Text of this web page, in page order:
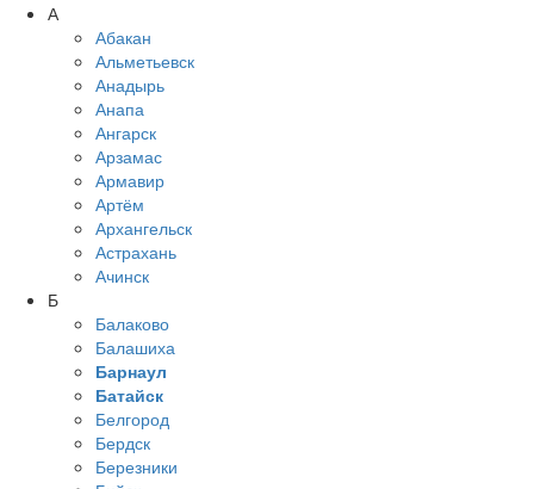
А
Абакан
Альметьевск
Анадырь
Анапа
Ангарск
Арзамас
Армавир
Артём
Архангельск
Астрахань
Ачинск
Б
Балаково
Балашиха
Барнаул
Батайск
Белгород
Бердск
Березники